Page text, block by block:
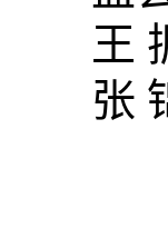
王
张